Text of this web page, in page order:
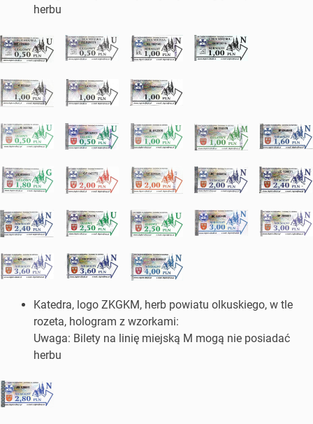
herbu
Katedra, logo ZKGKM, herb powiatu olkuskiego, w tle
rozeta, hologram z wzorkami:
Uwaga: Bilety na linię miejską M mogą nie posiadać
herbu